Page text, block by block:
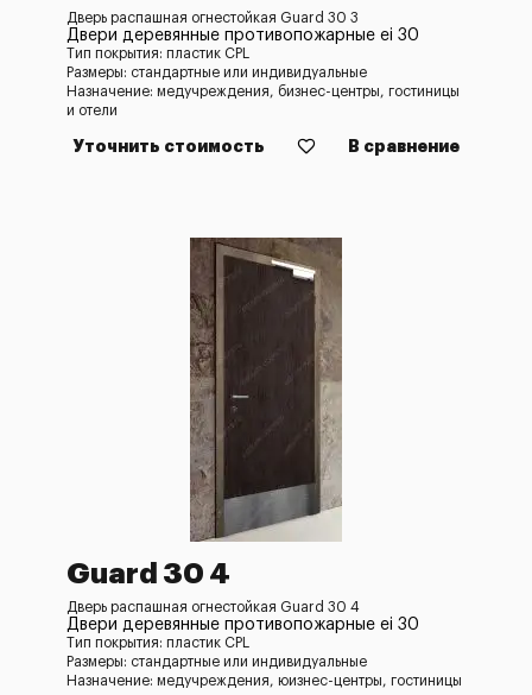
Дверь распашная огнестойкая Guard 30 3
Двери деревянные противопожарные ei 30
Тип покрытия: пластик CPL
Размеры: стандартные или индивидуальные
Назначение: медучреждения, бизнес-центры, гостиницы
и отели
Уточнить стоимость В сравнение
Guard 30 4
Дверь распашная огнестойкая Guard 30 4
Двери деревянные противопожарные ei 30
Тип покрытия: пластик CPL
Размеры: стандартные или индивидуальные
Назначение: медучреждения, юизнес-центры, гостиницы